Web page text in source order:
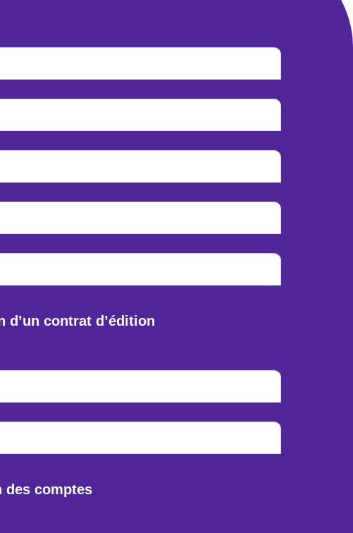
d’un contrat d’édition
des comptes